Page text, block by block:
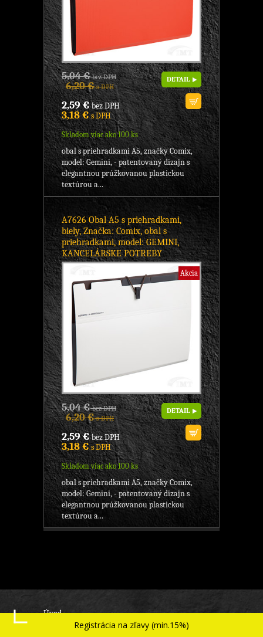
5,04 €bez DPH
6,20 €s DPH
2,59 €bez DPH
3,18 €s DPH
Skladom viac ako 100 ks
DETAIL
obal s priehradkami A5, značky Comix,
model: Gemini, - patentovaný dizajn s
elegantnou prúžkovanou plastickou
textúrou a...
A7626 Obal A5 s priehradkami,
biely, Značka: Comix, obal s
priehradkami, model: GEMINI,
KANCELÁRSKE POTREBY
Akcia
5,04 €bez DPH
6,20 €s DPH
2,59 €bez DPH
3,18 €s DPH
Skladom viac ako 100 ks
DETAIL
obal s priehradkami A5, značky Comix,
model: Gemini, - patentovaný dizajn s
elegantnou prúžkovanou plastickou
textúrou a...
Úvod
Kancelárske potreby - archivácia
Registrácia na zľavy (min.15%)